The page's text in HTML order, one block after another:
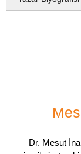
Dr. Mesut